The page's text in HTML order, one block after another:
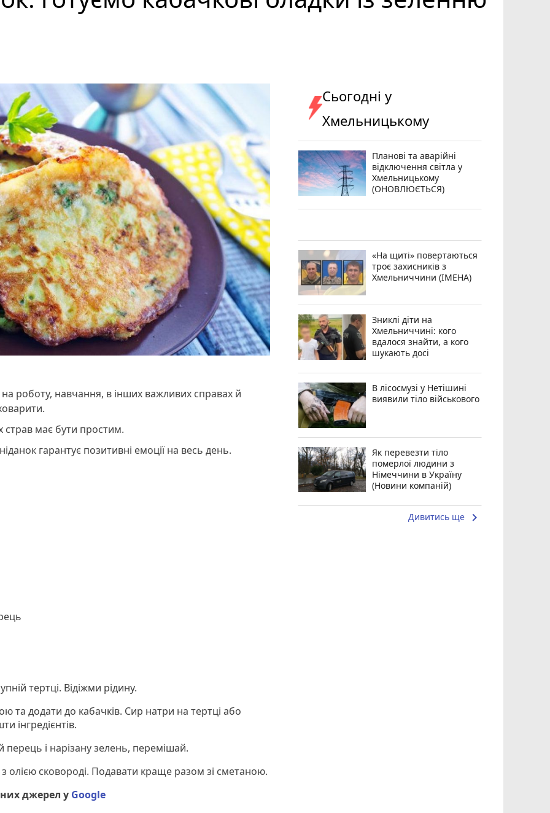
роботу, навчання, в інших важливих справах й
має бути простим.
гарантує позитивні емоції на весь день.
тертці. Відіжми рідину.
та додати до кабачків. Сир натри на тертці або
інгредієнтів.
і нарізану зелень, перемішай.
олією сковороді. Подавати краще разом зі сметаною.
джерел у Google
Сьогодні у
Хмельницькому
Планові та аварійні
відключення світла у
Хмельницькому
(ОНОВЛЮЄТЬСЯ)
«На щиті» повертаються
троє захисників з
Хмельниччини (ІМЕНА)
Зниклі діти на
Хмельниччині: кого
вдалося знайти, а кого
шукають досі
В лісосмузі у Нетішині
виявили тіло військового
Як перевезти тіло
померлої людини з
Німеччини в Україну
(Новини компаній)
Дивитись ще keyboard_arrow_right